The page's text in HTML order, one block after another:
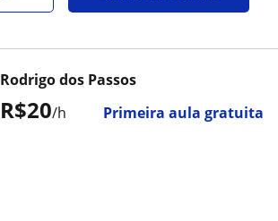
R$20/h Primeira aula gratuita
Rodrigo dos Passos